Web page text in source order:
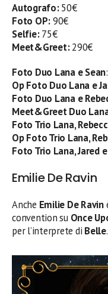
Autografo:50€
Foto OP:90€
Selfie:75€
Meet&Greet:290€
Foto Duo Lana e Sean
Op Foto Duo Lana e
Foto Duo Lana e
Meet&Greet Duo
Foto Trio Lana,
Op Foto Trio Lana,
Foto Trio Lana, Jared
Emilie De Ravin
Anche Emilie De Ravin
convention su Once
per l’interprete di Belle.